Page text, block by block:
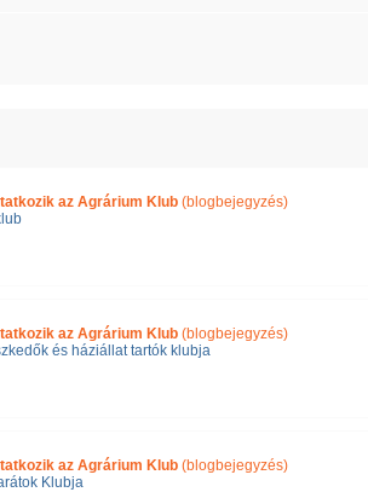
az Agrárium Klub (blogbejegyzés)
az Agrárium Klub (blogbejegyzés)
és háziállat tartók klubja
az Agrárium Klub (blogbejegyzés)
Klubja